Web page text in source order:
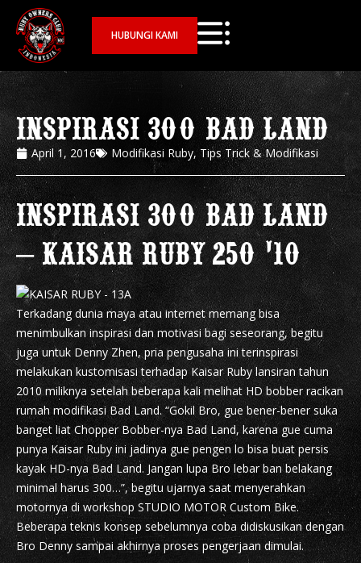
HUBUNGI KAMI
INSPIRASI 300 BAD LAND
April 1, 2016 Modifikasi Ruby,Tips Trick & Modifikasi
INSPIRASI 300 BAD LAND
– KAISAR RUBY 250 ’10
Terkadang dunia maya atau internet memang bisa
menimbulkan inspirasi dan motivasi bagi seseorang, begitu
juga untuk Denny Zhen, pria pengusaha ini terinspirasi
melakukan kustomisasi terhadap Kaisar Ruby lansiran tahun
2010 miliknya setelah beberapa kali melihat HD bobber racikan
rumah modifikasi Bad Land. “Gokil Bro, gue bener-bener suka
banget liat Chopper Bobber-nya Bad Land, karena gue cuma
punya Kaisar Ruby ini jadinya gue pengen lo bisa buat persis
kayak HD-nya Bad Land. Jangan lupa Bro lebar ban belakang
minimal harus 300…”, begitu ujarnya saat menyerahkan
motornya di workshop STUDIO MOTOR Custom Bike.
Beberapa teknis konsep sebelumnya coba didiskusikan dengan
Bro Denny sampai akhirnya proses pengerjaan dimulai.